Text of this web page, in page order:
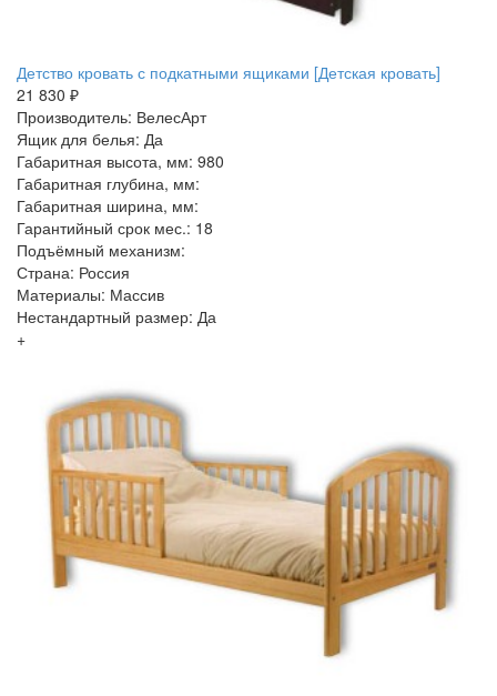
Детство кровать с подкатными ящиками [Детская кровать]
21 830 ₽
Производитель: ВелесАрт
Ящик для белья: Да
Габаритная высота, мм: 980
Габаритная глубина, мм:
Габаритная ширина, мм:
Гарантийный срок мес.: 18
Подъёмный механизм:
Страна: Россия
Материалы: Массив
Нестандартный размер: Да
+